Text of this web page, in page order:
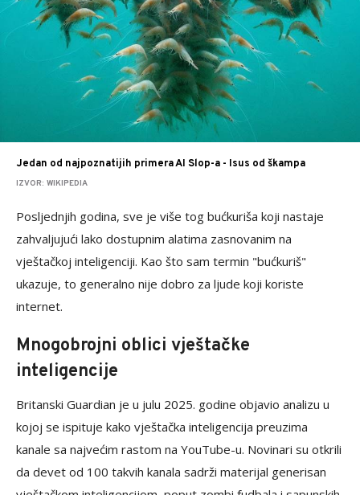
Jedan od najpoznatijih primera AI Slop-a - Isus od škampa
IZVOR: WIKIPEDIA
Posljednjih godina, sve je više tog bućkuriša koji nastaje
zahvaljujući lako dostupnim alatima zasnovanim na
vještačkoj inteligenciji. Kao što sam termin "bućkuriš"
ukazuje, to generalno nije dobro za ljude koji koriste
internet.
Mnogobrojni oblici vještačke
inteligencije
Britanski Guardian je u julu 2025. godine objavio analizu u
kojoj se ispituje kako vještačka inteligencija preuzima
kanale sa najvećim rastom na YouTube-u. Novinari su otkrili
da devet od 100 takvih kanala sadrži materijal generisan